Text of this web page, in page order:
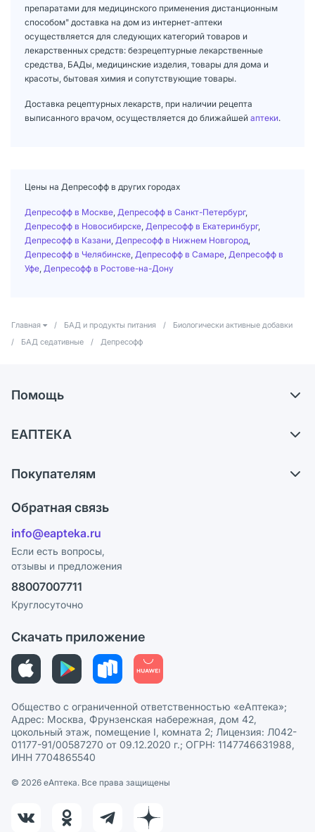
препаратами для медицинского применения дистанционным
способом" доставка на дом из интернет-аптеки
осуществляется для следующих категорий товаров и
лекарственных средств: безрецептурные лекарственные
средства, БАДы, медицинские изделия, товары для дома и
красоты, бытовая химия и сопутствующие товары.
Доставка рецептурных лекарств, при наличии рецепта
выписанного врачом, осуществляется до ближайшей аптеки.
Цены на Депресофф в других городах
Депресофф в Москве Депресофф в Санкт-Петербург,
Депресофф в Новосибирске Депресофф в Екатеринбург,
Депресофф в Казани Депресофф в Нижнем Новгород
Депресофф в Челябинске Депресофф в Самаре Депресофф в
Уфе Депресофф в Ростове-на-Дону
Главная / БАД и продукты питания /
Биологически активные добавки
/
БАД седативные / Депресофф
Помощь
Самовывоз из аптек
Ответы на вопросы
Блог
ЕАПТЕКА
Карьера
Поставщики
Лицензия
Реклама на сайте
Ваши товары на ЕАПТЕКЕ
Покупателям
Программа СберСпасибо
Политика конфиденциальности
Пользовательское соглашение
Политика рекомендаций
Этика и соответствие
Политика в отношении обработки персональных данных
Обратная связь
info@eapteka.ru
Если есть вопросы,
отзывы и предложения
88007007711
Круглосуточно
Скачать приложение
Общество с ограниченной ответственностью «еАптека»;
Адрес: Москва, Фрунзенская набережная, дом 42,
цокольный этаж, помещение I, комната 2; Лицензия: Л042-
01177-91/00587270 от 09.12.2020 г.; ОГРН: 1147746631988,
ИНН 7704865540
© 2026 eАптека. Все права защищены